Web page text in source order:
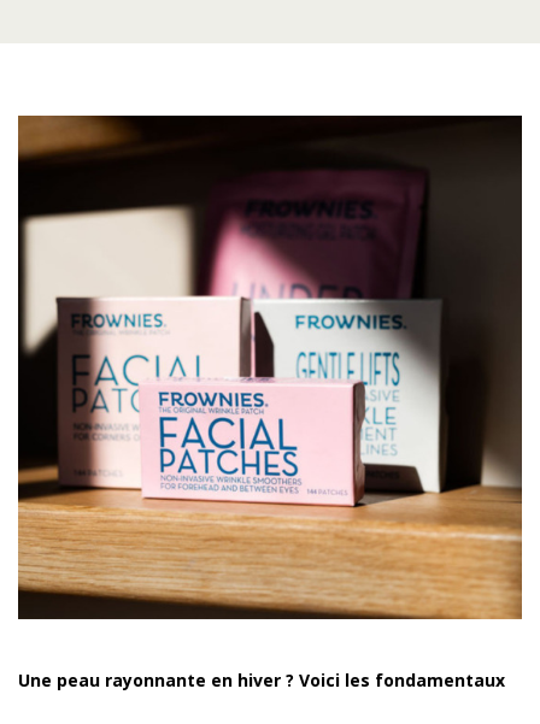
Une peau rayonnante en hiver ? Voici les fondamentaux